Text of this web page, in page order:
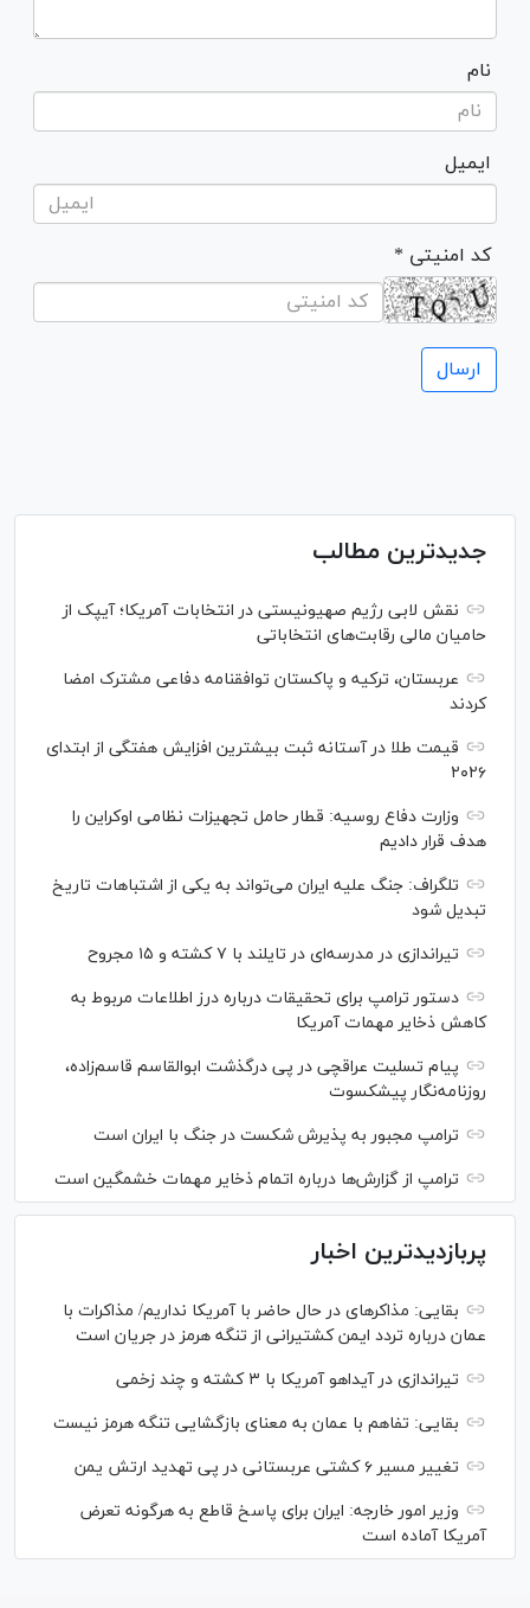
نام
ایمیل
* کد امنیتی
جدیدترین مطالب
نقش لابی رژیم صهیونیستی در انتخابات آمریکا؛ آیپک از
حامیان مالی رقابت‌های انتخاباتی
عربستان، ترکیه و پاکستان توافقنامه دفاعی مشترک امضا
کردند
قیمت طلا در آستانه ثبت بیشترین افزایش هفتگی از ابتدای
۲۰۲۶
وزارت دفاع روسیه: قطار حامل تجهیزات نظامی اوکراین را
هدف قرار دادیم
تلگراف: جنگ علیه ایران می‌تواند به یکی از اشتباهات تاریخ
تبدیل شود
تیراندازی در مدرسه‌ای در تایلند با ۷ کشته و ۱۵ مجروح
دستور ترامپ برای تحقیقات درباره درز اطلاعات مربوط به
کاهش ذخایر مهمات آمریکا
پیام تسلیت عراقچی در پی درگذشت ابوالقاسم قاسم‌زاده،
روزنامه‌نگار پیشکسوت
ترامپ مجبور به پذیرش شکست در جنگ با ایران است
ترامپ از گزارش‌ها درباره اتمام ذخایر مهمات خشمگین است
پربازدیدترین اخبار
بقایی: مذاکره‎ای در حال حاضر با آمریکا نداریم/ مذاکرات با
عمان درباره تردد ایمن کشتیرانی از تنگه هرمز در جریان است
تیراندازی در آیداهو آمریکا با ۳ کشته و چند زخمی
بقایی: تفاهم با عمان به معنای بازگشایی تنگه هرمز نیست
تغییر مسیر ۶ کشتی عربستانی در پی تهدید ارتش یمن
وزیر امور خارجه: ایران برای پاسخ قاطع به هرگونه تعرض
آمریکا آماده است